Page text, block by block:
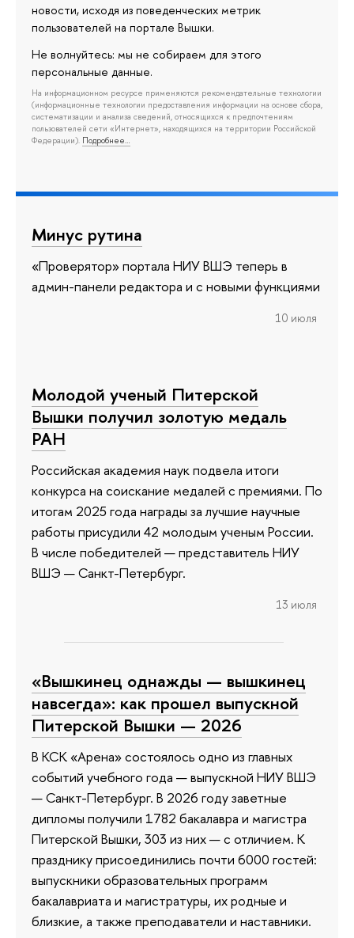
новости, исходя из поведенческих метрик
пользователей на портале Вышки.
Не волнуйтесь: мы не собираем для этого
персональные данные.
На информационном ресурсе применяются рекомендательные технологии
(информационные технологии предоставления информации на основе сбора,
систематизации и анализа сведений, относящихся к предпочтениям
пользователей сети «Интернет», находящихся на территории Российской
Федерации). Подробнее…
Минус рутина
«Проверятор» портала НИУ ВШЭ теперь в
админ-панели редактора и с новыми функциями
10 июля
Молодой ученый Питерской
Вышки получил золотую медаль
РАН
Российская академия наук подвела итоги
конкурса на соискание медалей с премиями. По
итогам 2025 года награды за лучшие научные
работы присудили 42 молодым ученым России.
В числе победителей — представитель НИУ
ВШЭ — Санкт-Петербург.
13 июля
«Вышкинец однажды — вышкинец
навсегда»: как прошел выпускной
Питерской Вышки — 2026
В КСК «Арена» состоялось одно из главных
событий учебного года — выпускной НИУ ВШЭ
— Санкт-Петербург. В 2026 году заветные
дипломы получили 1782 бакалавра и магистра
Питерской Вышки, 303 из них — с отличием. К
празднику присоединились почти 6000 гостей:
выпускники образовательных программ
бакалавриата и магистратуры, их родные и
близкие, а также преподаватели и наставники.